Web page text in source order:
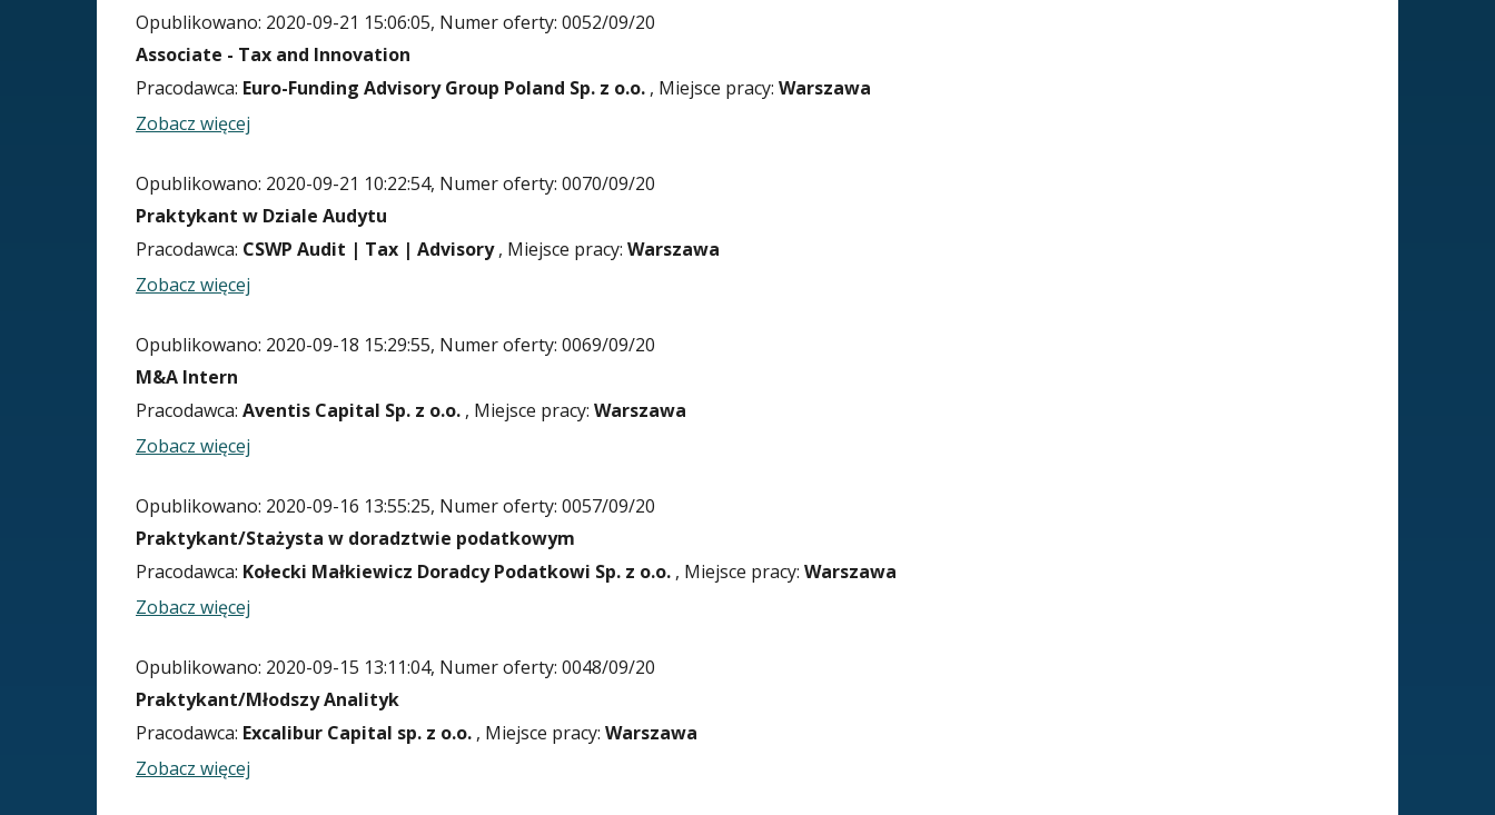
Opublikowano: 2020-09-21 15:06:05, Numer oferty: 0052/09/20
Associate - Tax and Innovation
Pracodawca: Euro-Funding Advisory Group Poland Sp. z o.o. , Miejsce pracy: Warszawa
Zobacz więcej
Opublikowano: 2020-09-21 10:22:54, Numer oferty: 0070/09/20
Praktykant w Dziale Audytu
Pracodawca: CSWP Audit | Tax | Advisory, Miejsce pracy: Warszawa
Zobacz więcej
Opublikowano: 2020-09-18 15:29:55, Numer oferty: 0069/09/20
M&A Intern
Pracodawca: Aventis Capital Sp. z o.o. , Miejsce pracy: Warszawa
Zobacz więcej
Opublikowano: 2020-09-16 13:55:25, Numer oferty: 0057/09/20
Praktykant/Stażysta w doradztwie podatkowym
Pracodawca: Kołecki Małkiewicz Doradcy Podatkowi Sp. z o.o. , Miejsce pracy: Warszawa
Zobacz więcej
Opublikowano: 2020-09-15 13:11:04, Numer oferty: 0048/09/20
Praktykant/Młodszy Analityk
Pracodawca: Excalibur Capital sp. z o.o. , Miejsce pracy: Warszawa
Zobacz więcej